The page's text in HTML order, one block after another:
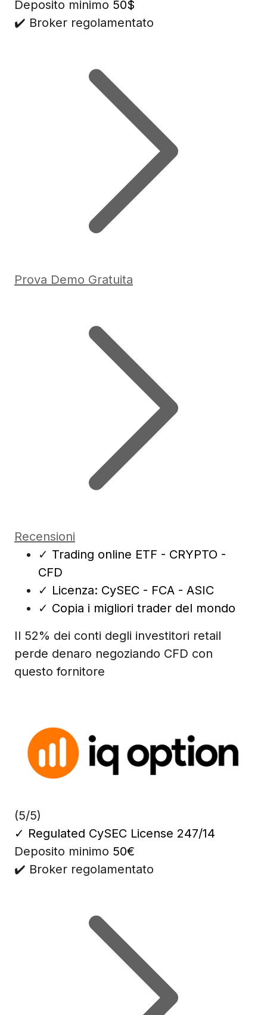
Deposito minimo 50$
✔️ Broker regolamentato
Prova Demo Gratuita
Recensioni
✓ Trading online ETF - CRYPTO -
CFD
✓ Licenza: CySEC - FCA - ASIC
✓ Copia i migliori trader del mondo
Il 52% dei conti degli investitori retail
perde denaro negoziando CFD con
questo fornitore
(5/5)
✓ Regulated CySEC License 247/14
Deposito minimo 50€
✔️ Broker regolamentato